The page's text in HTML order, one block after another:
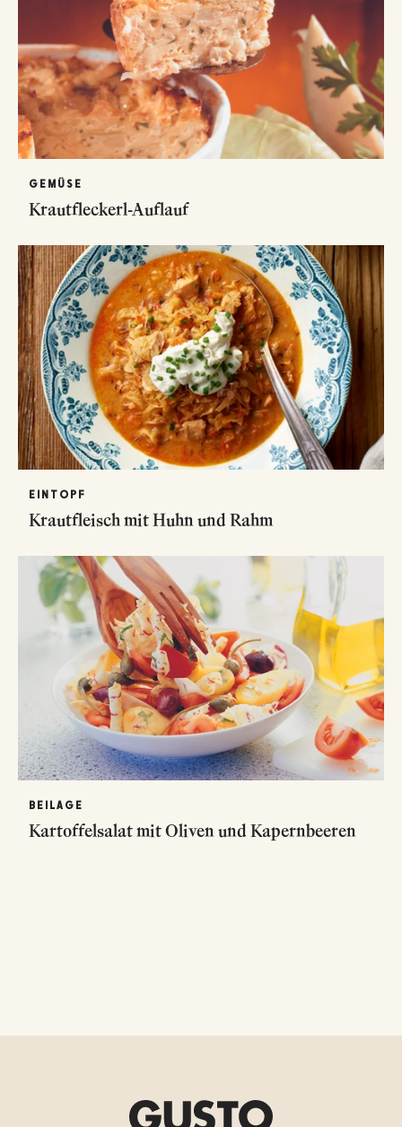
GEMÜSE
Krautfleckerl-Auflauf
EINTOPF
Krautfleisch mit Huhn und Rahm
BEILAGE
Kartoffelsalat mit Oliven und Kapernbeeren